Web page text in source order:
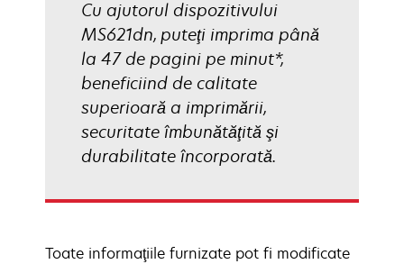
Cu ajutorul dispozitivului
MS621dn, puteţi imprima până
la 47 de pagini pe minut*,
beneficiind de calitate
superioară a imprimării,
securitate îmbunătăţită şi
durabilitate încorporată.
Toate informaţiile furnizate pot fi modificate